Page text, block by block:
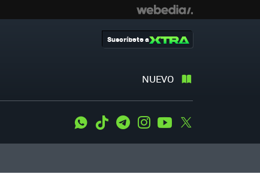
NUEVO
Suscríbete a
WhatsApp
Tiktok TelegramInstagramYoutube